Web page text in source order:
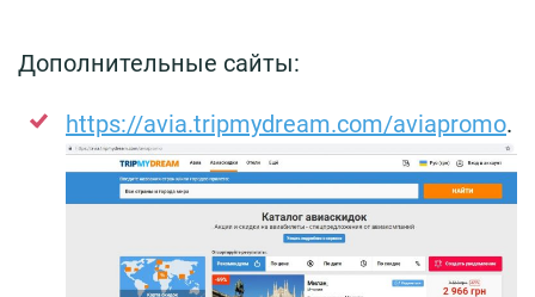
Дополнительные сайты:
https://avia.tripmydream.com/aviapromo.